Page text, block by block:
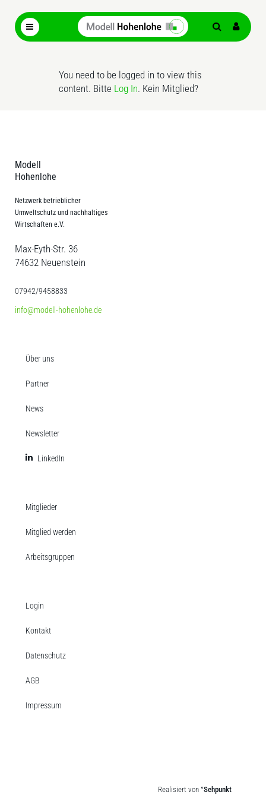
You need to be logged in to view this
content. Bitte Log In. Kein Mitglied?
Modell
Hohenlohe
Netzwerk betrieblicher
Umweltschutz und nachhaltiges
Wirtschaften e.V.
Max-Eyth-Str. 36
74632 Neuenstein
07942/9458833
info@modell-hohenlohe.de
Über uns
Partner
News
Newsletter
LinkedIn
Mitglieder
Mitglied werden
Arbeitsgruppen
Login
Kontakt
Datenschutz
AGB
Impressum
Realisiert von °Sehpunkt